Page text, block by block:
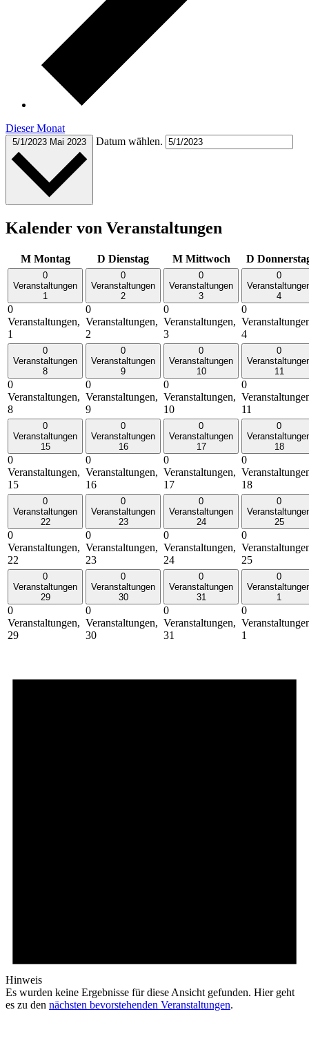
Dieser Monat
5/1/2023 Mai 2023 Datum wählen.
Kalender von Veranstaltungen
M Montag D Dienstag M Mittwoch D
0
Veranstaltungen
1
0
Veranstaltungen,
1
0
Veranstaltungen
2
0
Veranstaltungen,
2
0
Veranstaltungen
3
0
Veranstaltungen,
3
0
4
0
4
0
Veranstaltungen
8
0
Veranstaltungen,
8
0
Veranstaltungen
9
0
Veranstaltungen,
9
0
Veranstaltungen
10
0
Veranstaltungen,
10
0
11
0
11
0
Veranstaltungen
15
0
Veranstaltungen,
15
0
Veranstaltungen
16
0
Veranstaltungen,
16
0
Veranstaltungen
17
0
Veranstaltungen,
17
0
18
0
18
0
Veranstaltungen
22
0
Veranstaltungen,
22
0
Veranstaltungen
23
0
Veranstaltungen,
23
0
Veranstaltungen
24
0
Veranstaltungen,
24
0
25
0
25
0
Veranstaltungen
29
0
Veranstaltungen,
29
0
Veranstaltungen
30
0
Veranstaltungen,
30
0
Veranstaltungen
31
0
Veranstaltungen,
31
0
1
0
1
Hinweis
Es wurden keine Ergebnisse für diese Ansicht gefunden. Hier geht
es zu den nächsten bevorstehenden Veranstaltungen.